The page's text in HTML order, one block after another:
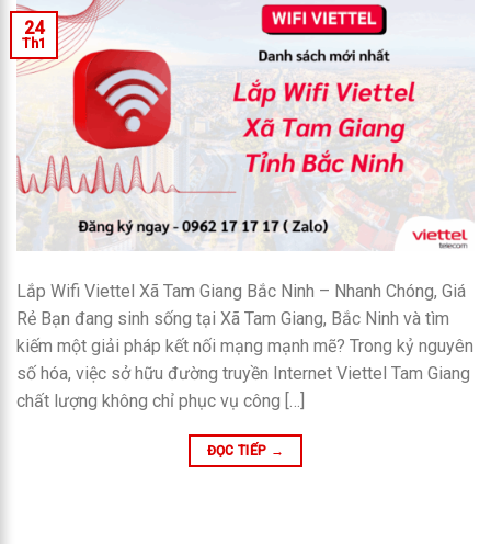
24
Th1
Lắp Wifi Viettel Xã Tam Giang Bắc Ninh – Nhanh Chóng, Giá
Rẻ Bạn đang sinh sống tại Xã Tam Giang, Bắc Ninh và tìm
kiếm một giải pháp kết nối mạng mạnh mẽ? Trong kỷ nguyên
số hóa, việc sở hữu đường truyền Internet Viettel Tam Giang
chất lượng không chỉ phục vụ công […]
ĐỌC TIẾP →